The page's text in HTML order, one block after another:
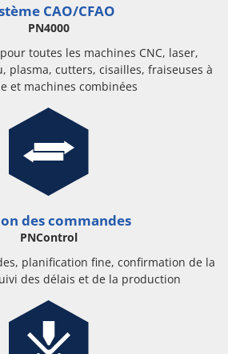
CAO/CFAO
PN4000
toutes les machines CNC, laser,
plasma, cutters, cisailles, fraiseuses à
et machines combinées
des commandes
PNControl
planification fine, confirmation de la
des délais et de la production